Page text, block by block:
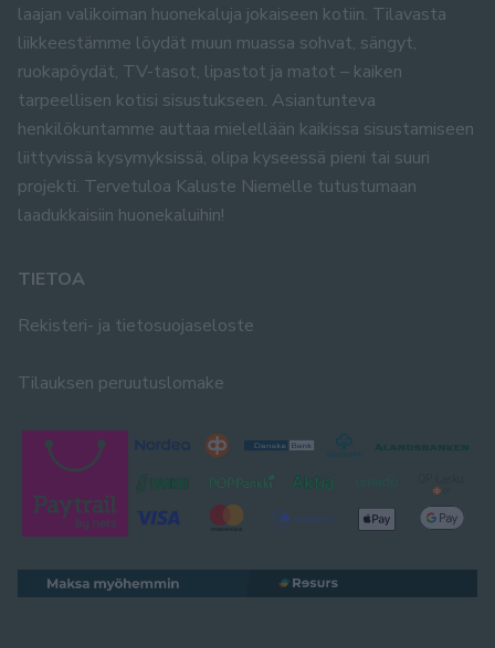
laajan valikoiman huonekaluja jokaiseen kotiin. Tilavasta
liikkeestämme löydät muun muassa sohvat, sängyt,
ruokapöydät, TV-tasot, lipastot ja matot – kaiken
tarpeellisen kotisi sisustukseen. Asiantunteva
henkilökuntamme auttaa mielellään kaikissa sisustamiseen
liittyvissä kysymyksissä, olipa kyseessä pieni tai suuri
projekti. Tervetuloa Kaluste Niemelle tutustumaan
laadukkaisiin huonekaluihin!
TIETOA
Rekisteri- ja tietosuojaseloste
Tilauksen peruutuslomake